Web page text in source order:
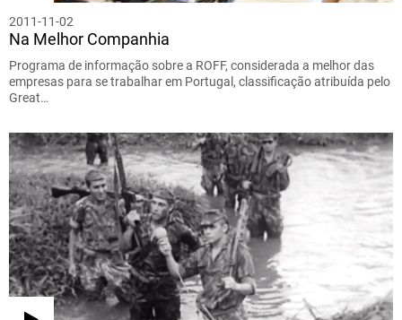
2011-11-02
Na Melhor Companhia
Programa de informação sobre a ROFF, considerada a melhor das
empresas para se trabalhar em Portugal, classificação atribuída pelo
Great…